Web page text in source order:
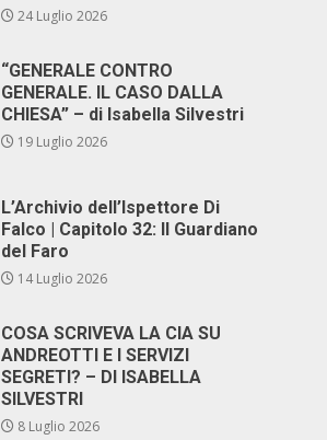
24 Luglio 2026
“GENERALE CONTRO
GENERALE. IL CASO DALLA
CHIESA” – di Isabella Silvestri
19 Luglio 2026
L’Archivio dell’Ispettore Di
Falco | Capitolo 32: Il Guardiano
del Faro
14 Luglio 2026
COSA SCRIVEVA LA CIA SU
ANDREOTTI E I SERVIZI
SEGRETI? – DI ISABELLA
SILVESTRI
8 Luglio 2026